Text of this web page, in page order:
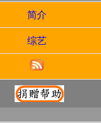
简介
综艺